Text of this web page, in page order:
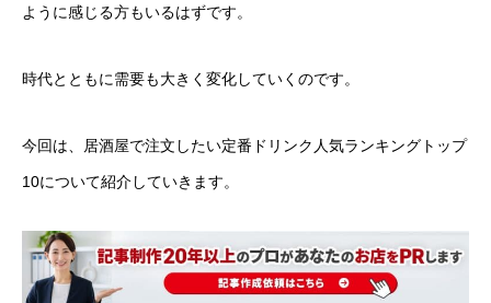
ように感じる方もいるはずです。
時代とともに需要も大きく変化していくのです。
今回は、居酒屋で注文したい定番ドリンク人気ランキングトップ
10について紹介していきます。